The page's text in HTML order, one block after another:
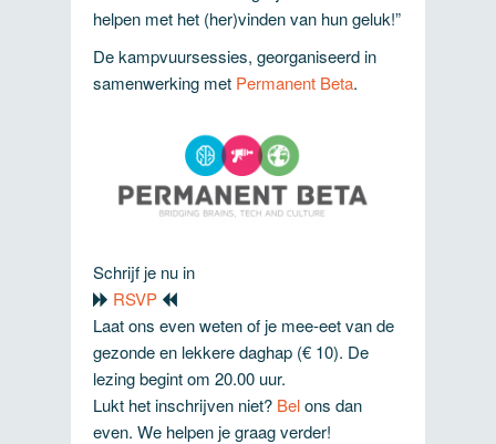
helpen met het (her)vinden van hun geluk!”
De kampvuursessies, georganiseerd in
samenwerking met Permanent Beta.
Schrijf je nu in
RSVP
Laat ons even weten of je mee-eet van de
gezonde en lekkere daghap (€ 10). De
lezing begint om 20.00 uur.
Lukt het inschrijven niet? Belons dan
even. We helpen je graag verder!